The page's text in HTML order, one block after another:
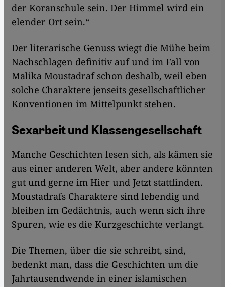
der Koranschule sein. Der Himmel wird ein
elender Ort sein.“
Der literarische Genuss wiegt die Mühe beim
Nachschlagen definitiv auf und im Fall von
Malika Moustadraf schon deshalb, weil eben
solche Charaktere jenseits gesellschaftlicher
Konventionen im Mittelpunkt stehen.
Sexarbeit und Klassengesellschaft
Manche Geschichten lesen sich, als kämen sie
aus einer anderen Welt, aber andere könnten
gut und gerne im Hier und Jetzt stattfinden.
Moustadrafs Charaktere sind lebendig und
bleiben im Gedächtnis, auch wenn sich ihre
Spuren, wie es die Kurzgeschichte verlangt.
Die Themen, über die sie schreibt, sind,
bedenkt man, dass die Geschichten um die
Jahrtausendwende in einer islamischen